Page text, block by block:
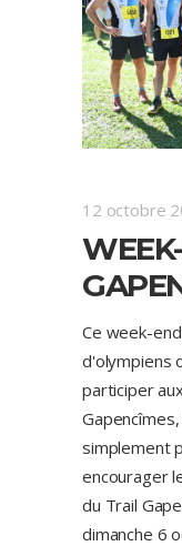
12 octobre
Ce week-
d'olympiens
participer
simplement
encourager
du Trail
dimanche 6